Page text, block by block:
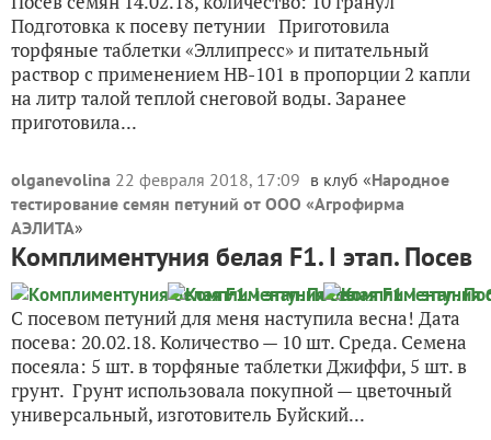
Подготовка к посеву петунии Приготовила
торфяные таблетки «Эллипресс» и питательный
раствор с применением НВ-101 в пропорции 2 капли
на литр талой теплой снеговой воды. Заранее
приготовила...
olganevolina 22 февраля 2018, 17:09 в клуб «Народное
тестирование семян петуний от ООО «Агрофирма
АЭЛИТА»
Комплиментуния белая F1. I этап. Посев
С посевом петуний для меня наступила весна! Дата
посева: 20.02.18. Количество — 10 шт. Среда. Семена
посеяла: 5 шт. в торфяные таблетки Джиффи, 5 шт. в
грунт. Грунт использовала покупной — цветочный
универсальный, изготовитель Буйский...